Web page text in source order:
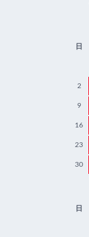
日
2
9
16
23
30
日